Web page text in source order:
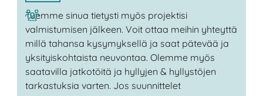
Tuemme sinua tietysti myös projektisi
valmistumisen jälkeen. Voit ottaa meihin yhteyttä
millä tahansa kysymyksellä ja saat pätevää ja
yksityiskohtaista neuvontaa. Olemme myös
saatavilla jatkotöitä ja hyllyjen & hyllystöjen
tarkastuksia varten. Jos suunnittelet